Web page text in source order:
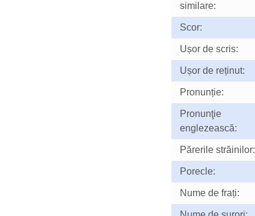
similare:
Scor:
Ușor de scris:
Ușor de reținut:
Pronunție:
Pronunţie
englezească:
Părerile străinilor:
Porecle:
Nume de frați: